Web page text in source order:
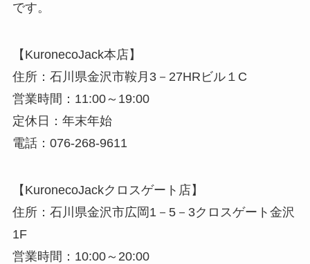
です。
【KuronecoJack本店】
住所：石川県金沢市鞍月3－27HRビル１C
営業時間：11:00～19:00
定休日：年末年始
電話：076-268-9611
【KuronecoJackクロスゲート店】
住所：石川県金沢市広岡1－5－3クロスゲート金沢
1F
営業時間：10:00～20:00